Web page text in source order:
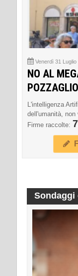
Venerdì 31 Luglio
NO AL
POZZAGLIO
L'intelligenza
dell'umanità, non
Firme raccolte:
Sondaggi